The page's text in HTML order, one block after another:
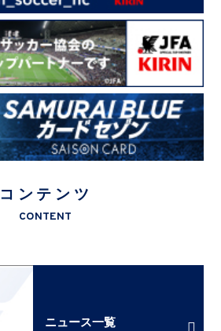
コンテンツ
CONTENT
ニュース一覧